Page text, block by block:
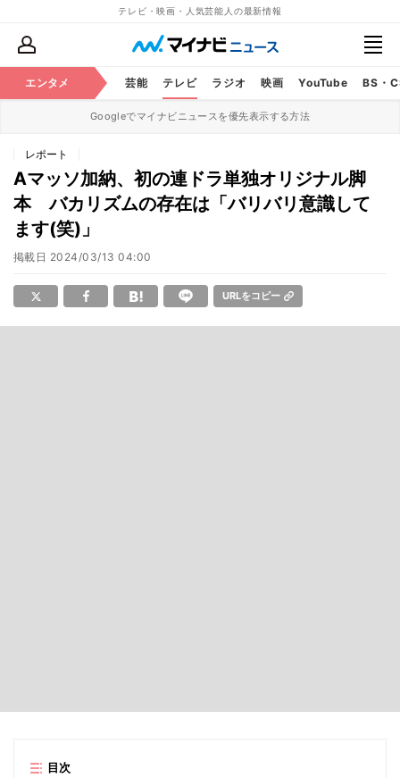
テレビ・映画・人気芸能人の最新情報
エンタメ 芸能 テレビ ラジオ 映画 YouTube BS・
Googleでマイナビニュースを優先表示する方法
レポート
Aマッソ加納、初の連ドラ単独オリジナル脚
本 バカリズムの存在は「バリバリ意識して
ます(笑)」
掲載日 2024/03/13 04:00
URLをコピー
目次